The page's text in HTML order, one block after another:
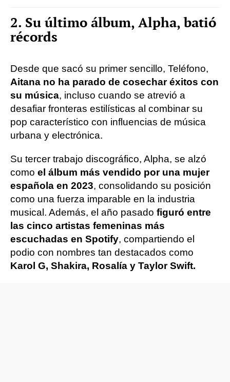
2. Su último álbum, Alpha, batió
récords
Desde que sacó su primer sencillo, Teléfono,
Aitana no ha parado de cosechar éxitos con
su música, incluso cuando se atrevió a
desafiar fronteras estilísticas al combinar su
pop característico con influencias de música
urbana y electrónica.
Su tercer trabajo discográfico, Alpha, se alzó
como el álbum más vendido por una mujer
española en 2023, consolidando su posición
como una fuerza imparable en la industria
musical. Además, el año pasado figuró entre
las cinco artistas femeninas más
escuchadas en Spotify, compartiendo el
podio con nombres tan destacados como
Karol G, Shakira, Rosalía y Taylor Swift.